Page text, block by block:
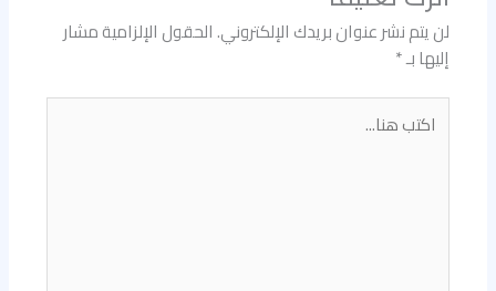
لن يتم نشر عنوان بريدك الإلكتروني.الحقول الإلزامية مشار
إليها بـ*
اكتب
هنا...